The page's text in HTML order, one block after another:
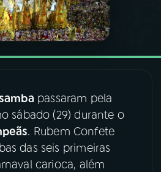
passaram pela
sábado (29) durante o
. Rubem Confete
das seis primeiras
carioca, além